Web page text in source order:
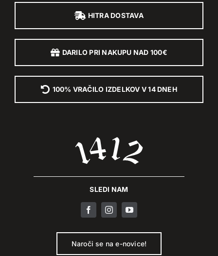
HITRA DOSTAVA
DARILO PRI NAKUPU NAD 100€
100% VRAČILO IZDELKOV V 14 DNEH
SLEDI NAM
Naroči se na e-novice!